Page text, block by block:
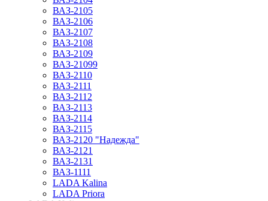
ВАЗ-2105
ВАЗ-2106
ВАЗ-2107
ВАЗ-2108
ВАЗ-2109
ВАЗ-21099
ВАЗ-2110
ВАЗ-2111
ВАЗ-2112
ВАЗ-2113
ВАЗ-2114
ВАЗ-2115
ВАЗ-2120 "Надежда"
ВАЗ-2121
ВАЗ-2131
ВАЗ-1111
LADA Kalina
LADA Priora